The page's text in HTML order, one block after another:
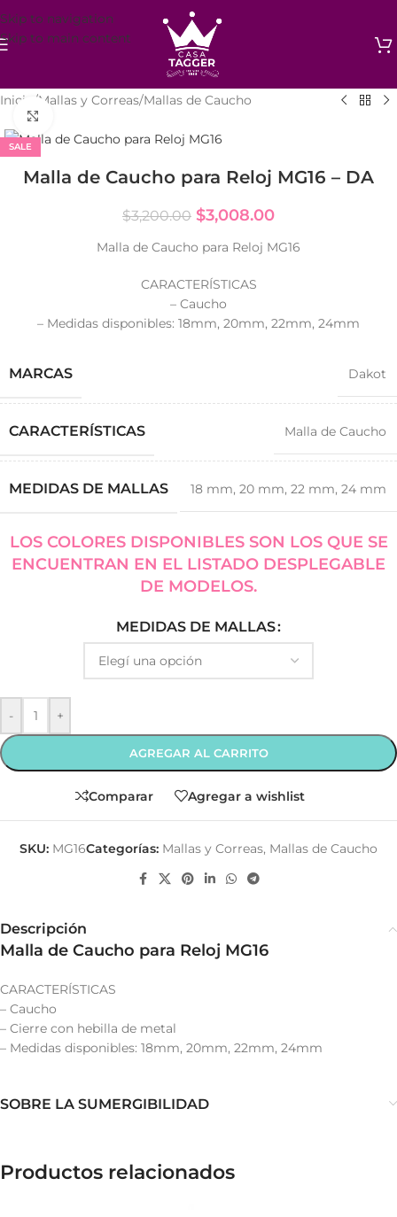
Skip to navigation
Skip to main content
Inicio /Mallas y Correas/Mallas de Caucho
SALE
Malla de Caucho para Reloj MG16 – DA
$3,200.00 $3,008.00
Malla de Caucho para Reloj MG16
CARACTERÍSTICAS
– Caucho
– Medidas disponibles: 18mm, 20mm, 22mm, 24mm
MARCAS Dakot
CARACTERÍSTICAS Malla de Caucho
MEDIDAS DE MALLAS 18 mm, 20 mm, 22 mm, 24 mm
LOS COLORES DISPONIBLES SON LOS QUE SE
ENCUENTRAN EN EL LISTADO DESPLEGABLE
DE MODELOS.
MEDIDAS DE MALLAS
- +
AGREGAR AL CARRITO
Comparar Agregar a wishlist
SKU: MG16Categorías: Mallas y Correas, Mallas de Caucho
Descripción
Malla de Caucho para Reloj MG16
CARACTERÍSTICAS
– Caucho
– Cierre con hebilla de metal
– Medidas disponibles: 18mm, 20mm, 22mm, 24mm
SOBRE LA SUMERGIBILIDAD
Productos relacionados